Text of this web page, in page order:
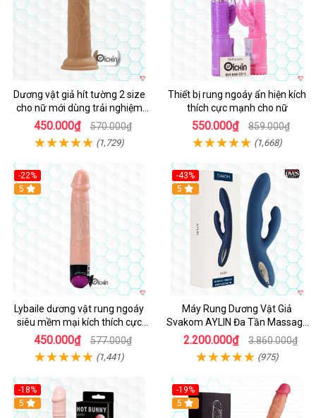
Dương vật giả hít tường 2 size
cho nữ mới dùng trải nghiệm
thật
450.000₫ 570.000₫
(1,729)
Thiết bị rung ngoáy ẩn hiện kích
thích cực mạnh cho nữ
550.000₫ 859.000₫
(1,668)
-22%
Hot
5
Lybaile dương vật rung ngoáy
siêu mềm mại kích thích cực
mạnh
450.000₫ 577.000₫
(1,441)
-43%
Hot
5
Máy Rung Dương Vật Giả
Svakom AYLIN Đa Tần Massage
Sướng
2.200.000₫ 3.860.000₫
(975)
-18%
Hot
5
-19%
Hot
5